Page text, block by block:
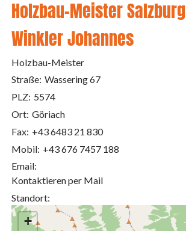
Holzbau-Meister Salzburg
Winkler Johannes
Holzbau-Meister
Straße: Wassering 67
PLZ: 5574
Ort: Göriach
Fax: +43 6483 21 830
Mobil: +43 676 7457 188
Email:
Kontaktieren per Mail
Standort:
+